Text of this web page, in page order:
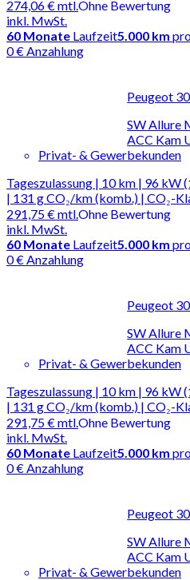
274,06 €mtl.
inkl. MwSt.
Ohne Bewertung
60 Monate Laufzeit5.000 km
0 € Anzahlung
Peugeot
SW Allure
ACC Kam
Privat- & Gewerbekunden
Tageszulassung | 10 km | 96 kW
| 131 g CO₂/km (komb.) | CO₂-
291,75 €mtl.
inkl. MwSt.
Ohne Bewertung
60 Monate Laufzeit5.000 km
0 € Anzahlung
Peugeot
SW Allure
ACC Kam
Privat- & Gewerbekunden
Tageszulassung | 10 km | 96 kW
| 131 g CO₂/km (komb.) | CO₂-
291,75 €mtl.
inkl. MwSt.
Ohne Bewertung
60 Monate Laufzeit5.000 km
0 € Anzahlung
Peugeot
SW Allure
ACC Kam
Privat- & Gewerbekunden